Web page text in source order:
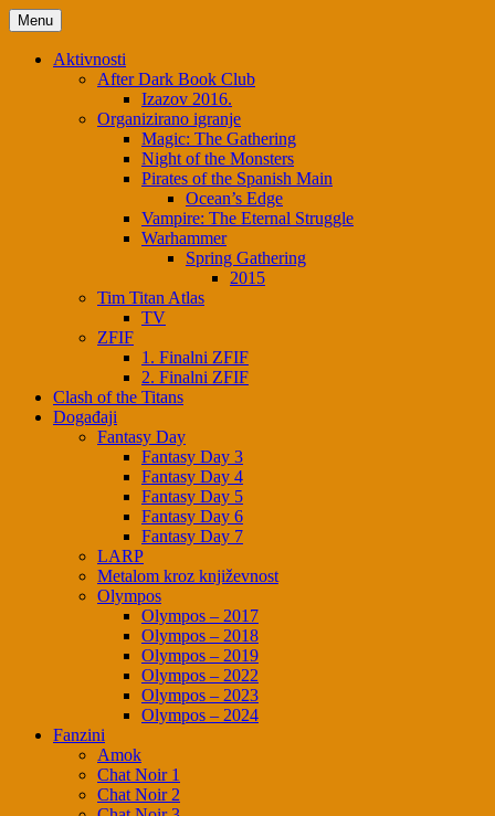
Skip
to
content
Menu
Aktivnosti
After Dark Book Club
Izazov 2016.
Organizirano igranje
Magic: The Gathering
Night of the Monsters
Pirates of the Spanish Main
Ocean’s Edge
Vampire: The Eternal Struggle
Warhammer
Spring Gathering
2015
Tim Titan Atlas
TV
ZFIF
1. Finalni ZFIF
2. Finalni ZFIF
Clash of the Titans
Događaji
Fantasy Day
Fantasy Day 3
Fantasy Day 4
Fantasy Day 5
Fantasy Day 6
Fantasy Day 7
LARP
Metalom kroz književnost
Olympos
Olympos – 2017
Olympos – 2018
Olympos – 2019
Olympos – 2022
Olympos – 2023
Olympos – 2024
Fanzini
Amok
Chat Noir 1
Chat Noir 2